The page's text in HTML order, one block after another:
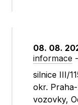
08. 08.
informace
silnice III/
okr.
vozovky,